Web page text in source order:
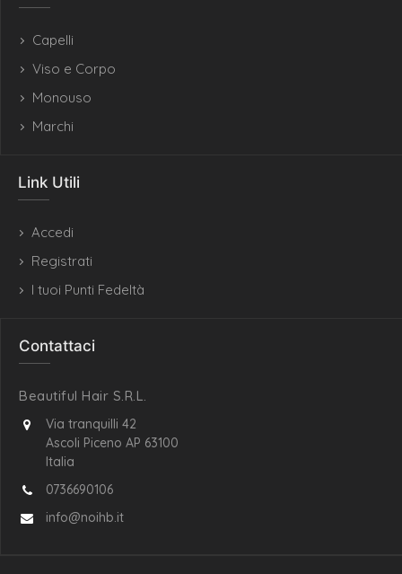
Capelli
Viso e Corpo
Monouso
Marchi
Link Utili
Accedi
Registrati
I tuoi Punti Fedeltà
Contattaci
Beautiful Hair S.R.L.
Via tranquilli 42
Ascoli Piceno AP 63100
Italia
0736690106
info@noihb.it